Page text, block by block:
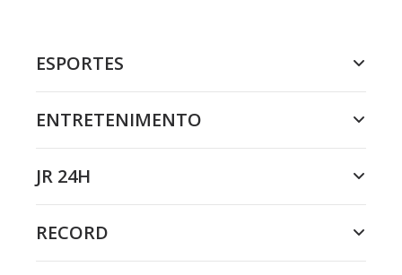
ESPORTES
ENTRETENIMENTO
JR 24H
RECORD